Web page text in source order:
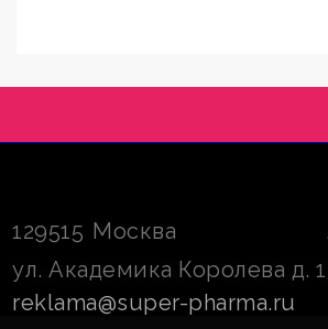
129515 Москва
,
ул. Академика Королева д.
reklama@super-pharma.ru